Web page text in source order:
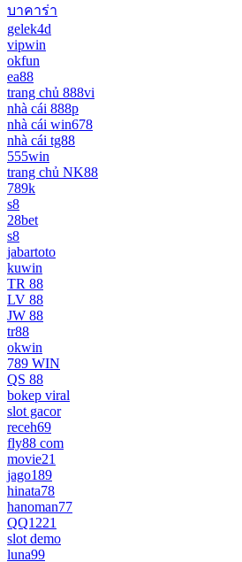
บาคาร่า
gelek4d
vipwin
okfun
ea88
trang chủ 888vi
nhà cái 888p
nhà cái win678
nhà cái tg88
555win
trang chủ NK88
789k
s8
28bet
s8
jabartoto
kuwin
TR 88
LV 88
JW 88
tr88
okwin
789 WIN
QS 88
bokep viral
slot gacor
receh69
fly88 com
movie21
jago189
hinata78
hanoman77
QQ1221
slot demo
luna99